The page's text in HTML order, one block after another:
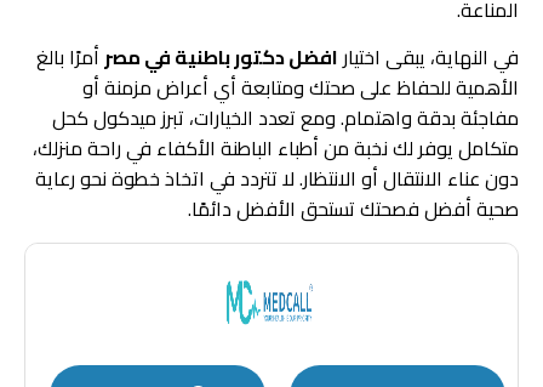
المناعة.
في النهاية، يبقى اختيار افضل دكتور باطنية في مصر أمرًا بالغ
الأهمية للحفاظ على صحتك ومتابعة أي أعراض مزمنة أو
مفاجئة بدقة واهتمام. ومع تعدد الخيارات، تبرز ميدكول كحل
متكامل يوفر لك نخبة من أطباء الباطنة الأكفاء في راحة منزلك،
دون عناء الانتقال أو الانتظار. لا تتردد في اتخاذ خطوة نحو رعاية
صحية أفضل فصحتك تستحق الأفضل دائمًا.